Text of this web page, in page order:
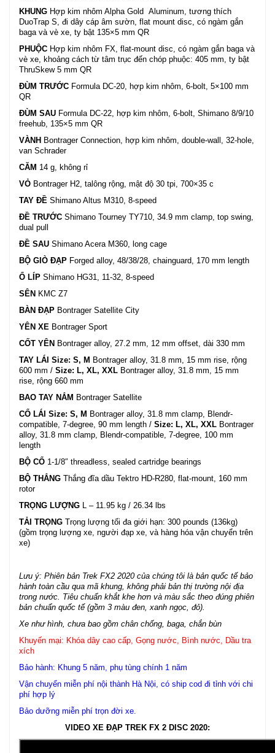
KHUNG Hợp kim nhôm Alpha Gold Aluminum, tương thích
DuoTrap S, đi dây cáp âm sườn, flat mount disc, có ngàm gắn
baga và vè xe, ty bật 135×5 mm QR
PHUỘC Hợp kim nhôm FX, flat-mount disc, có ngàm gắn baga và
vè xe, khoảng cách từ tâm trục đến chóp phuộc: 405 mm, ty bật
ThruSkew 5 mm QR
ĐÙM TRƯỚC Formula DC-20, hợp kim nhôm, 6-bolt, 5×100 mm
QR
ĐÙM SAU Formula DC-22, hợp kim nhôm, 6-bolt, Shimano 8/9/10
freehub, 135×5 mm QR
VÀNH Bontrager Connection, hợp kim nhôm, double-wall, 32-hole,
van Schrader
CĂM 14 g, không rỉ
VỎ Bontrager H2, talông rộng, mật độ 30 tpi, 700×35 c
TAY ĐỀ Shimano Altus M310, 8-speed
ĐỀ TRƯỚC Shimano Tourney TY710, 34.9 mm clamp, top swing,
dual pull
ĐỀ SAU Shimano Acera M360, long cage
BỘ GIÒ ĐẠP Forged alloy, 48/38/28, chainguard, 170 mm length
Ổ LÍP Shimano HG31, 11-32, 8-speed
SÊN KMC Z7
BÀN ĐẠP Bontrager Satellite City
YÊN XE Bontrager Sport
CỐT YÊN Bontrager alloy, 27.2 mm, 12 mm offset, dài 330 mm
TAY LÁI Size: S, M Bontrager alloy, 31.8 mm, 15 mm rise, rộng
600 mm / Size: L, XL, XXL Bontrager alloy, 31.8 mm, 15 mm
rise, rộng 660 mm
BAO TAY NẮM Bontrager Satellite
CỔ LÁI Size: S, M Bontrager alloy, 31.8 mm clamp, Blendr-
compatible, 7-degree, 90 mm length / Size: L, XL, XXL Bontrager
alloy, 31.8 mm clamp, Blendr-compatible, 7-degree, 100 mm
length
BỘ CỔ 1-1/8″ threadless, sealed cartridge bearings
BỘ THẮNG Thắng đĩa dầu Tektro HD-R280, flat-mount, 160 mm
rotor
TRỌNG LƯỢNG
L – 11.95 kg / 26.34 lbs
TẢI TRỌNG Trọng lượng tối đa giới hạn: 300 pounds (136kg)
(gồm trọng lượng xe, người đạp xe, và hàng hóa vận chuyển trên
xe)
Lưu ý: Phiên bản Trek FX2 2020 của chúng tôi là bản quốc tế bảo
hành toàn cầu qua mã khung, không phải bản thị trường nội địa
trong nước. Tiêu chuẩn khắt khe hơn và màu sắc theo đúng phiên
bản chuẩn quốc tế (gồm 3 màu đen, xanh ngọc, đỏ).
Xe như hình, chưa bao gồm chân chống, baga, chắn bùn
Khuyến mại: Khóa dây cao cấp, Gọng nước, Bình nước, Dầu tra
xích
Bảo hành: Khung 5 năm, phụ tùng chính 1 năm
Vận chuyển miễn phí nội thành Hà Nội, có ship cod đi tỉnh với chi
phí hợp lý
Bảo dưỡng miễn phí trọn đời xe.
VIDEO XE ĐẠP TREK FX 2 DISC 2020: